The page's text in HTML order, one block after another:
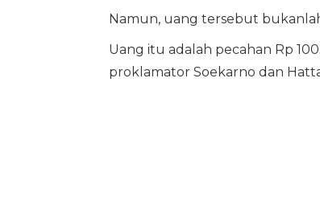
Namun, uang tersebut
Uang itu adalah pecahan Rp
proklamator Soekarno dan